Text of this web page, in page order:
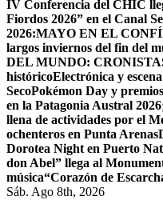
IV Conferencia del CHIC
Fiordos 2026” en el Canal
2026:MAYO EN EL
largos inviernos del fin del
DEL MUNDO:
históricoElectrónica y
SecoPokémon Day y
en la Patagonia Austral 2026
llena de actividades por el
ochenteros en Punta Arenas
Dorotea Night en Puerto
don Abel” llega al
música“Corazón de
Sáb. Ago 8th, 2026